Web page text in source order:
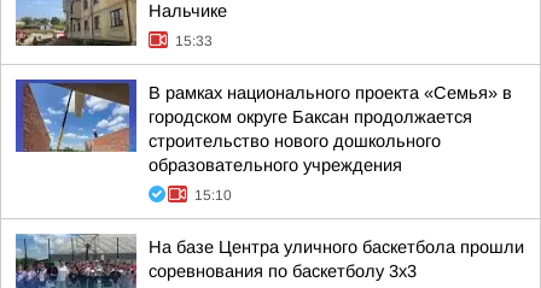
Нальчике
15:33
В рамках национального проекта «Семья» в
городском округе Баксан продолжается
строительство нового дошкольного
образовательного учреждения
15:10
На базе Центра уличного баскетбола прошли
соревнования по баскетболу 3x3